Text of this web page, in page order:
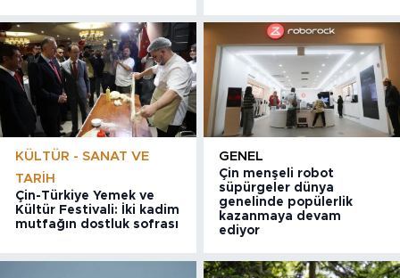
KÜLTÜR - SANAT VE
TARIH
Çin-Türkiye Yemek ve
Kültür Festivali: İki kadim
mutfağın dostluk sofrası
GENEL
Çin menşeli robot
süpürgeler dünya
genelinde popülerlik
kazanmaya devam
ediyor